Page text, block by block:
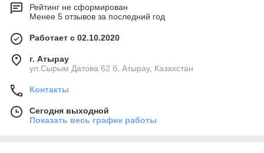
Рейтинг не сформирован
Менее 5 отзывов за последний год
Работает с 02.10.2020
г. Атырау
ул.Сырым Датова 62 б, Атырау, Казахстан
Контакты
Сегодня выходной
Показать весь график работы